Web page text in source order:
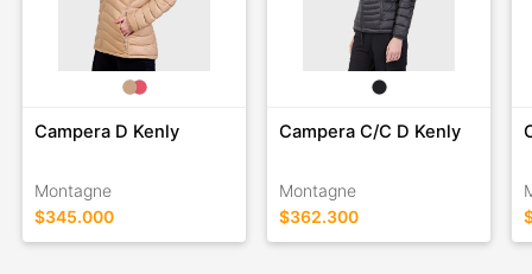
Campera D Kenly
Montagne
$345.000
Campera C/C D Kenly
Montagne
$362.300